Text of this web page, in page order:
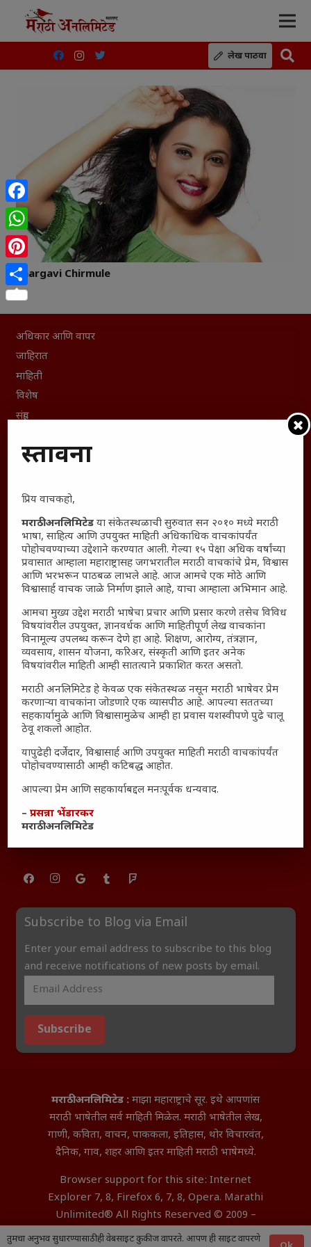
लेख पाठवा
Bhargavi Chirmule
अधिकार आणि वापर
जाहिरात
माहिती
विशेष
संग्रह
English To Hindi
Polls Archive
Shop Unlimited
Thought For The Day
सामान्य आजारांवर गावठी उपाय – घरच्या घरी मिळवा प्राथमिक
आराम
महाराष्ट्रातील किल्ल्यांचे महत्त्व : स्वराज्याच्या वैभवशाली इतिहासाचे
साक्षीदार
₹370 ची बिर्याणी” आणि हरवत चाललेली संवेदनशीलता : आजच्या
तरुणांच्या मनात नेमकं काय चाललंय?
यश आणि आत्मविश्वास: स्वप्नांना वास्तवात बदलण्याची शक्ती
महाराष्ट्रातील बदलत्या हवामानाचा शेतीवर वाढता परिणाम:
शेतकऱ्यांसमोरील नवीन आव्हाने आणि संधी
महाराष्ट्र आणि संपूर्ण भारतातील शेतकऱ्यांना मान्सूनचे महत्त्व
‘कॉकरोच जनता पार्टी’ची वेबसाईट अचानक डाउन; सोशल
मीडियावर चर्चांना उधाण
सार्वजनिक नोंद: पेमेंट डिफॉल्ट प्रकरण – Kris Ankem [FFME]
धावपळीच्या जीवनात शांततेचा शोध – Meditation का आवश्यक
Subscribe to Blog via Email
Enter your email address to subscribe to this blog
and receive notifications of new posts by email.
Subscribe
मराठी अनलिमिटेड : माझा महाराष्ट्राचे सूर. इथे आपणांस
मराठी भाषेतील सर्व माहिती मिळेल. मराठी भाषेतील लेख,
गाणी, कविता, वाचन, पाककला, इतिहास, थोर विचारवंत,
दैनिक, गाव, शहर आणि इतर माहिती मराठी भाषेमध्ये.
Browser support for this site: Internet
Explorer 7, 8, Firefox 6, 7, 8, Opera. Marathi
Unlimited® All Rights Reserved © 2009 –
2026 Aditya InfoTech Nagpur.
Facebook
WhatsApp
Pinterest
Share
तुमचा अनुभव सुधारण्यासाठी ही वेबसाइट कुकीज वापरते. आपण ही साइट वापरणे
प्रस्तावना
प्रिय वाचकहो,
मराठी अनलिमिटेड या संकेतस्थळाची सुरुवात सन २०१० मध्ये मराठी
भाषा, साहित्य आणि उपयुक्त माहिती अधिकाधिक वाचकांपर्यंत
पोहोचवण्याच्या उद्देशाने करण्यात आली. गेल्या १५ पेक्षा अधिक वर्षांच्या
प्रवासात आम्हाला महाराष्ट्रासह जगभरातील मराठी वाचकांचे प्रेम, विश्वास
आणि भरभरून पाठबळ लाभले आहे. आज आमचे एक मोठे आणि
विश्वासार्ह वाचक जाळे निर्माण झाले आहे, याचा आम्हाला अभिमान आहे.
आमचा मुख्य उद्देश मराठी भाषेचा प्रचार आणि प्रसार करणे तसेच विविध
विषयांवरील उपयुक्त, ज्ञानवर्धक आणि माहितीपूर्ण लेख वाचकांना
विनामूल्य उपलब्ध करून देणे हा आहे. शिक्षण, आरोग्य, तंत्रज्ञान,
व्यवसाय, शासन योजना, करिअर, संस्कृती आणि इतर अनेक
विषयांवरील माहिती आम्ही सातत्याने प्रकाशित करत असतो.
मराठी अनलिमिटेड हे केवळ एक संकेतस्थळ नसून मराठी भाषेवर प्रेम
करणाऱ्या वाचकांना जोडणारे एक व्यासपीठ आहे. आपल्या सततच्या
सहकार्यामुळे आणि विश्वासामुळेच आम्ही हा प्रवास यशस्वीपणे पुढे चालू
ठेवू शकलो आहोत.
यापुढेही दर्जेदार, विश्वासार्ह आणि उपयुक्त माहिती मराठी वाचकांपर्यंत
पोहोचवण्यासाठी आम्ही कटिबद्ध आहोत.
आपल्या प्रेम आणि सहकार्याबद्दल मनःपूर्वक धन्यवाद.
–प्रसन्ना भेंडारकर
मराठी अनलिमिटेड